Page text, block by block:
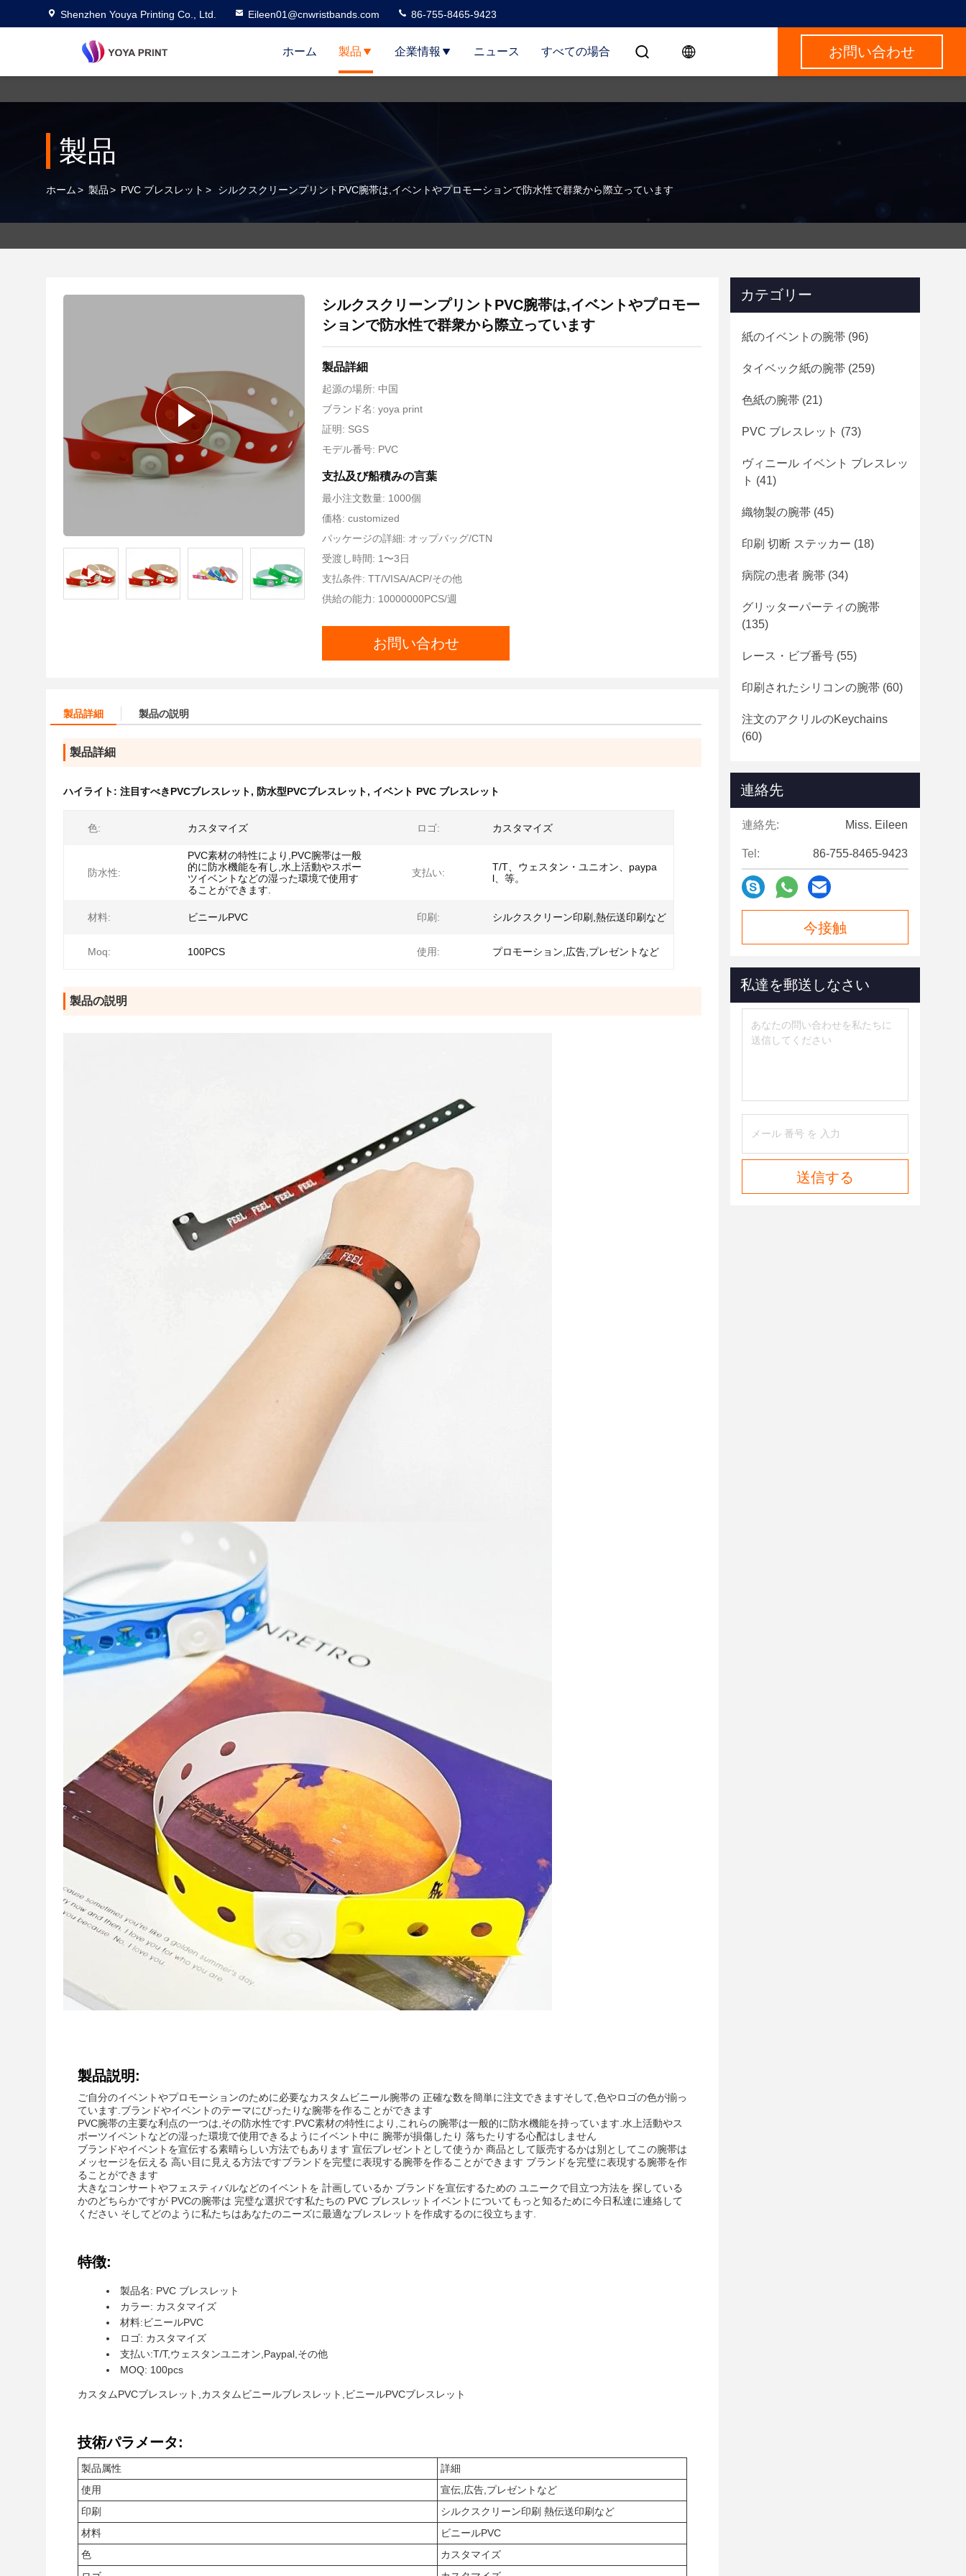
Shenzhen Youya Printing Co., Ltd. Eileen01@cnwristbands.com 86-755-8465-9423
ホーム 製品 企業情報 ニュース すべての場合 お問い合わせ
製品
ホーム> 製品> PVC ブレスレット > シルクスクリーンプリントPVC腕帯は,イベントやプロモーションで防水性で群衆から際立っています
シルクスクリーンプリントPVC腕帯は,イベントやプロモー
ションで防水性で群衆から際立っています
製品詳細
起源の場所: 中国
ブランド名: yoya print
証明: SGS
モデル番号: PVC
支払及び船積みの言葉
最小注文数量: 1000個
価格: customized
パッケージの詳細: オップバッグ/CTN
受渡し時間: 1〜3日
支払条件: TT/VISA/ACP/その他
供給の能力: 10000000PCS/週
お問い合わせ
製品詳細 製品の説明
製品詳細
ハイライト: 注目すべきPVCブレスレット, 防水型PVCブレスレット, イベント PVC ブレスレット
色: カスタマイズ ロゴ: カスタマイズ
防水性:
PVC素材の特性により,PVC腕帯は一般
的に防水機能を有し,水上活動やスポー
ツイベントなどの湿った環境で使用す
ることができます.
支払い:
T/T、ウェスタン・ユニオン、paypa
l、等。
材料: ビニールPVC 印刷: シルクスクリーン印刷,熱伝送印刷など
Moq: 100PCS 使用: プロモーション,広告,プレゼントなど
製品の説明
製品説明:
ご自分のイベントやプロモーションのために必要なカスタムビニール腕帯の 正確な数を簡単に注文できますそして,色やロゴの色が揃っ
ています.ブランドやイベントのテーマにぴったりな腕帯を作ることができます
PVC腕帯の主要な利点の一つは,その防水性です.PVC素材の特性により,これらの腕帯は一般的に防水機能を持っています.水上活動やス
ポーツイベントなどの湿った環境で使用できるようにイベント中に 腕帯が損傷したり 落ちたりする心配はしません
ブランドやイベントを宣伝する素晴らしい方法でもあります 宣伝プレゼントとして使うか 商品として販売するかは別としてこの腕帯は
メッセージを伝える 高い目に見える方法ですブランドを完璧に表現する腕帯を作ることができます ブランドを完璧に表現する腕帯を作
ることができます
大きなコンサートやフェスティバルなどのイベントを 計画しているか ブランドを宣伝するための ユニークで目立つ方法を 探している
かのどちらかですが PVCの腕帯は 完璧な選択です私たちの PVC ブレスレットイベントについてもっと知るために今日私達に連絡して
ください そしてどのように私たちはあなたのニーズに最適なブレスレットを作成するのに役立ちます.
特徴:
製品名: PVC ブレスレット
カラー: カスタマイズ
材料:ビニールPVC
ロゴ: カスタマイズ
支払い:T/T,ウェスタンユニオン,Paypal,その他
MOQ: 100pcs
カスタムPVCブレスレット,カスタムビニールブレスレット,ビニールPVCブレスレット
技術パラメータ:
製品属性
詳細
使用
宣伝,広告,プレゼントなど
印刷
シルクスクリーン印刷 熱伝送印刷など
材料
ビニールPVC
色
カスタマイズ
カテゴリー
紙のイベントの腕帯 (96)
タイベック紙の腕帯 (259)
色紙の腕帯 (21)
PVC ブレスレット (73)
ヴィニール イベント ブレスレッ
ト (41)
織物製の腕帯 (45)
印刷 切断 ステッカー (18)
病院の患者 腕帯 (34)
グリッターパーティの腕帯
(135)
レース・ビブ番号 (55)
印刷されたシリコンの腕帯 (60)
注文のアクリルのkeychains
(60)
連絡先
連絡先: Miss. Eileen
Tel: 86-755-8465-9423
今接触
私達を郵送しなさい
送信する